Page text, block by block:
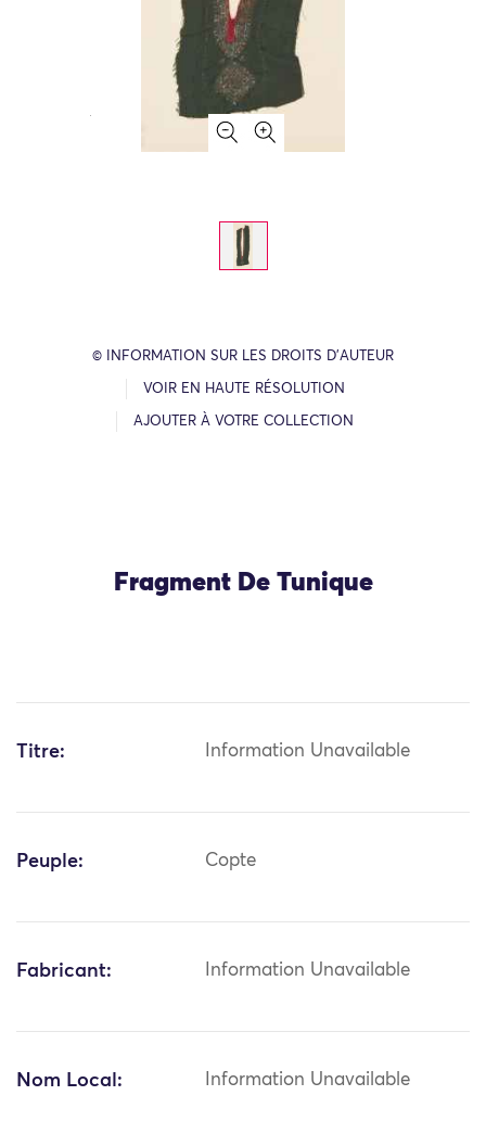
© INFORMATION SUR LES DROITS D’AUTEUR
VOIR EN HAUTE RÉSOLUTION
AJOUTER À VOTRE COLLECTION
Fragment De Tunique
Titre: Information Unavailable
Peuple: Copte
Fabricant: Information Unavailable
Nom Local: Information Unavailable